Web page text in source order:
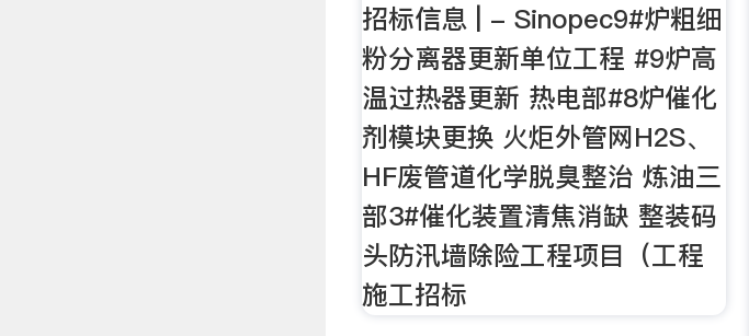
招标信息 | - Sinopec9#炉粗细
粉分离器更新单位工程 #9炉高
温过热器更新 热电部#8炉催化
剂模块更换 火炬外管网H2S、
HF废管道化学脱臭整治 炼油三
部3#催化装置清焦消缺 整装码
头防汛墙除险工程项目（工程
施工招标